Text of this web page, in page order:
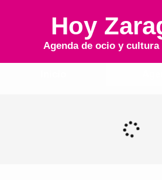
Hoy
Agenda de ocio y cultura